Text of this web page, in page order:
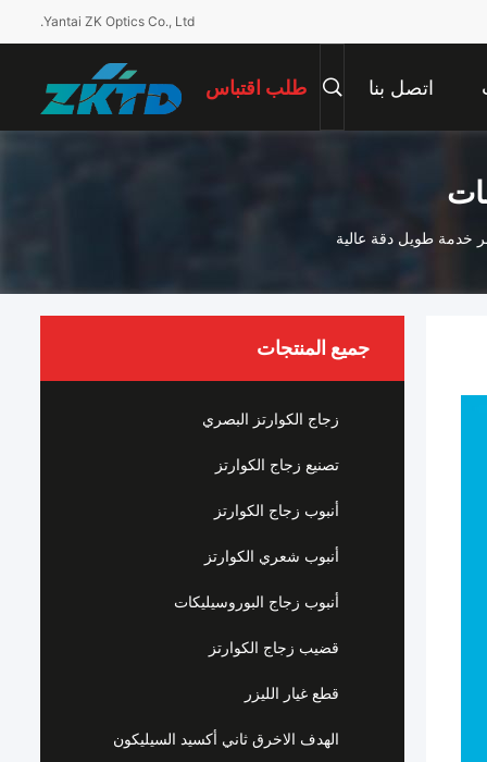
Yantai ZK Optics Co., Ltd.
اتصل بنا طلب اقتباس
طويل دقة عالية
جميع المنتجات
زجاج الكوارتز البصري
تصنيع زجاج الكوارتز
أنبوب زجاج الكوارتز
أنبوب شعري الكوارتز
أنبوب زجاج البوروسيليكات
قضيب زجاج الكوارتز
قطع غيار الليزر
الهدف الاخرق ثاني أكسيد السيليكون